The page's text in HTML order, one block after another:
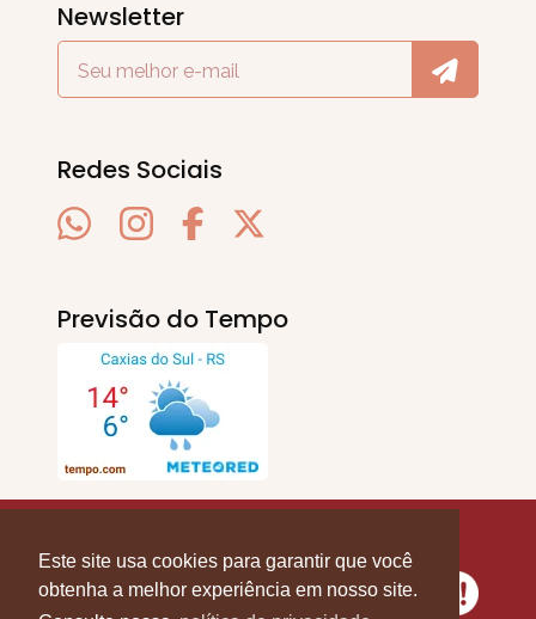
Este site usa cookies para garantir que você
obtenha a melhor experiência em nosso site.
Newsletter
Redes Sociais
Previsão do Tempo
Direitos Reservados.